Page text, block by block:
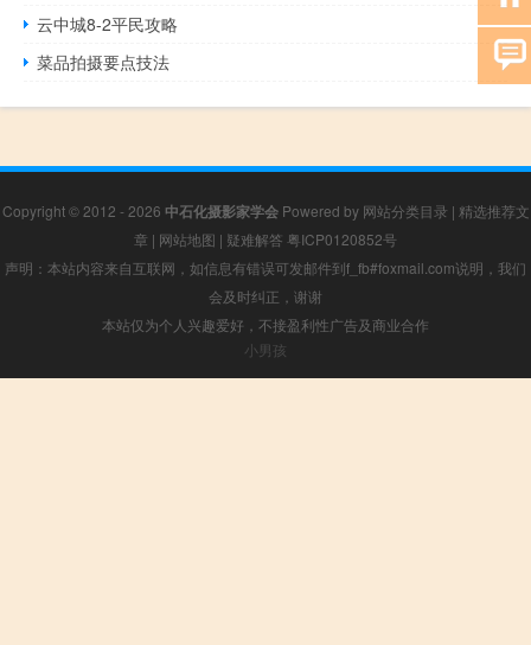
云中城8-2平民攻略
菜品拍摄要点技法
Copyright © 2012 - 2026 中石化摄影家学会Powered by 网站分类目录 | 精选推荐文
章 | 网站地图 | 疑难解答 粤ICP0120852号
声明：本站内容来自互联网，如信息有错误可发邮件到f_fb#foxmail.com说明，我们
会及时纠正，谢谢
本站仅为个人兴趣爱好，不接盈利性广告及商业合作
小男孩